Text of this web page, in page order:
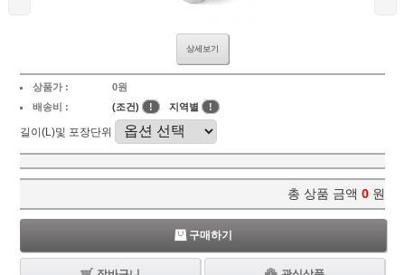
상세보기
상품가 :
0원
배송비 :
(조건) ! 지역별 !
길이(L)및 포장단위
총 상품 금액 0 원
구매하기